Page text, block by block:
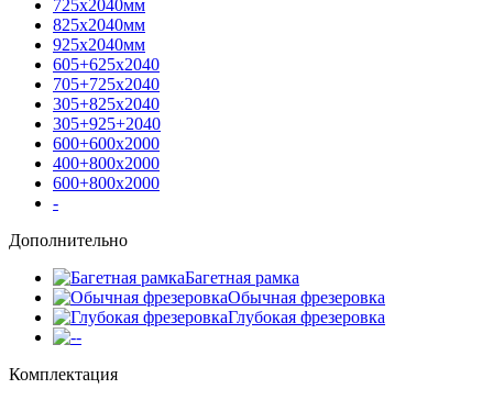
725х2040мм
825х2040мм
925х2040мм
605+625х2040
705+725х2040
305+825х2040
305+925+2040
600+600х2000
400+800х2000
600+800х2000
-
Дополнительно
Багетная рамка
Обычная фрезеровка
Глубокая фрезеровка
-
Комплектация